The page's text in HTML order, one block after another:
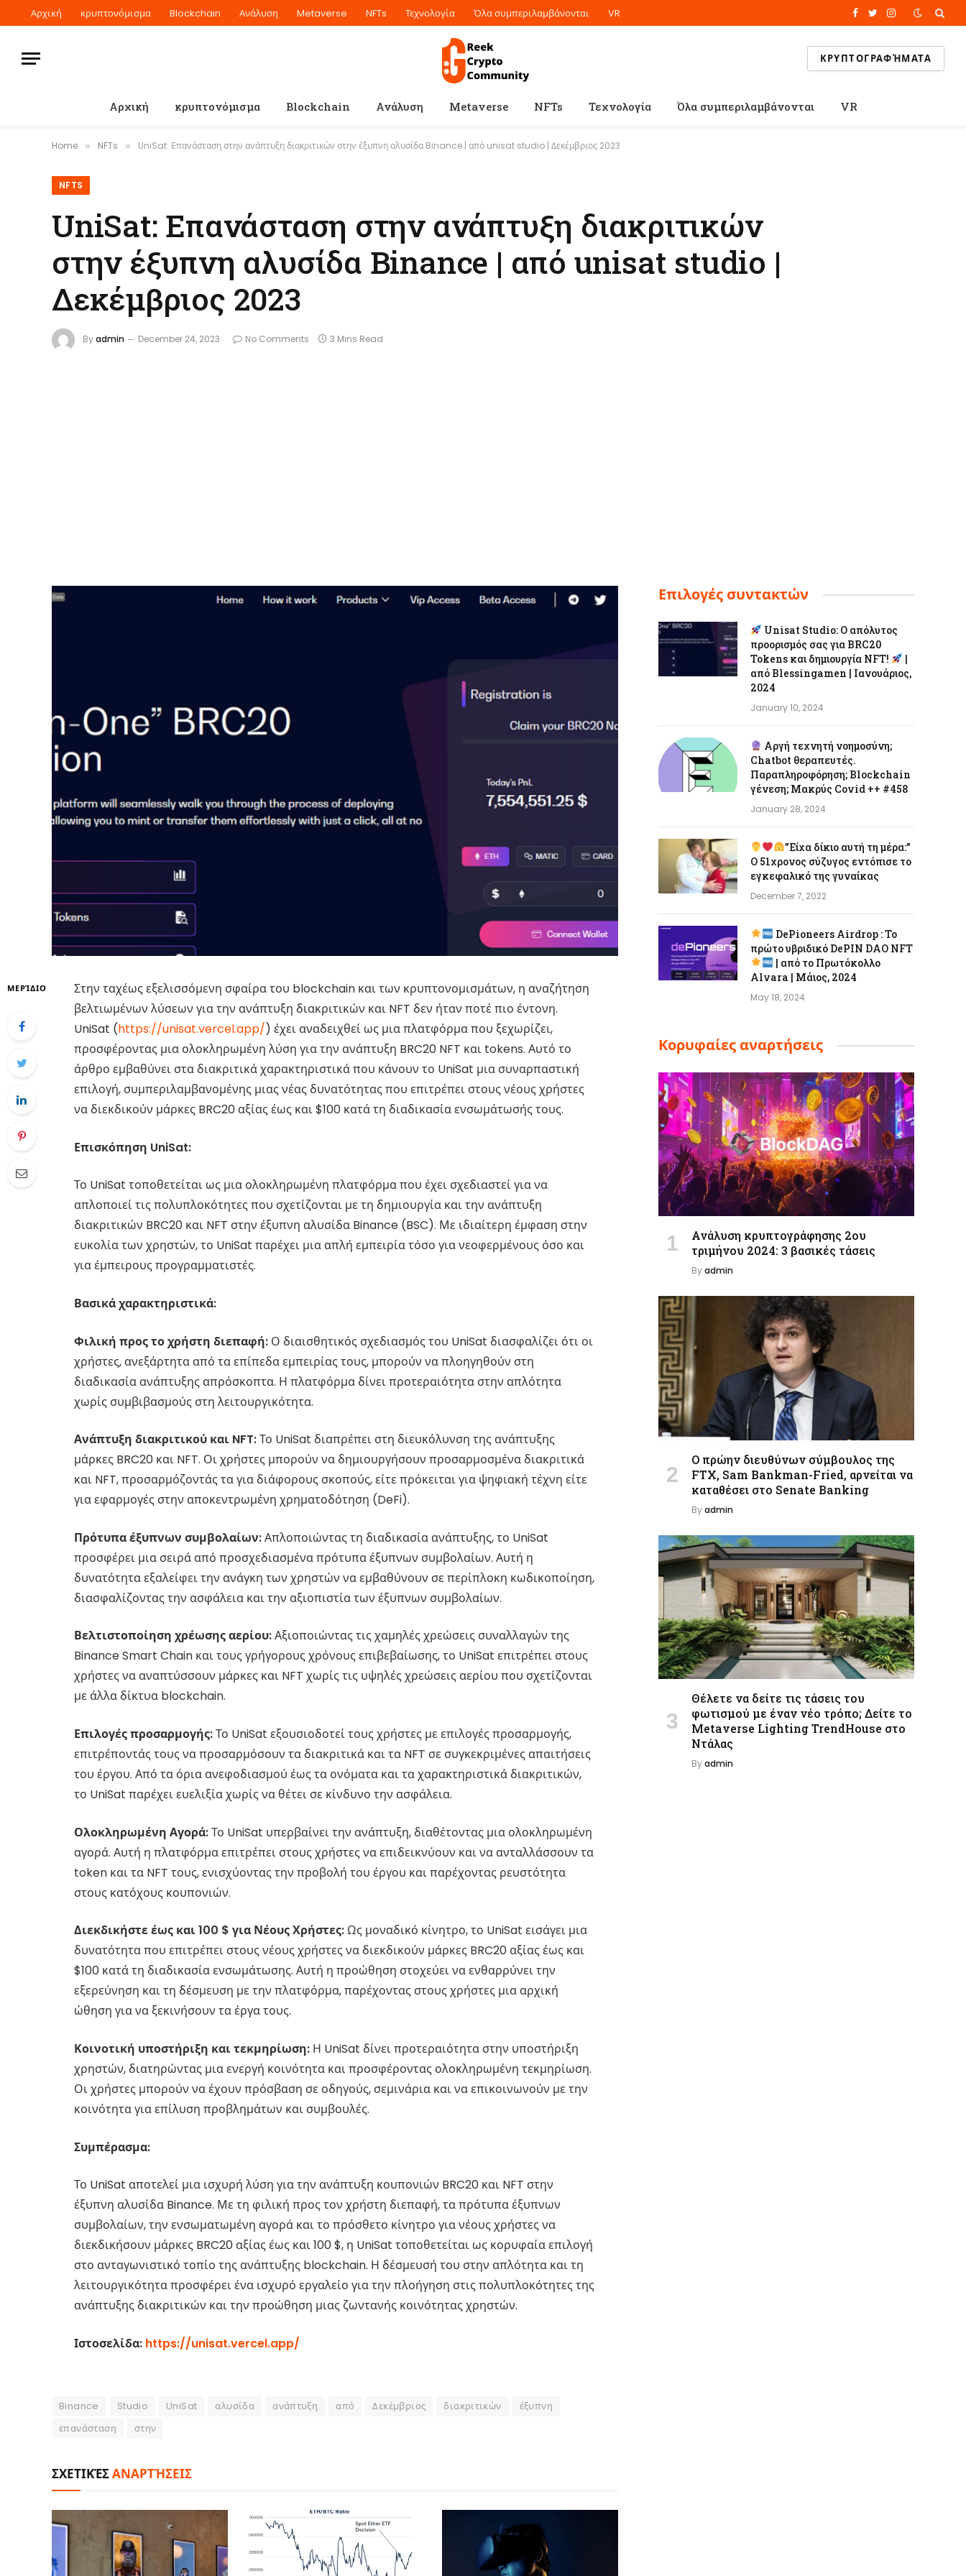
Αρχική κρυπτονόμισμα Blockchain Ανάλυση Metaverse NFTs Τεχνολογία Όλα συμπεριλαμβάνονται VR Facebook
TwitterInstagram
ΚΡΥΠΤΟΓΡΑΦΉΜΑΤΑ
Αρχική κρυπτονόμισμα Blockchain Ανάλυση Metaverse NFTs Τεχνολογία Όλα συμπεριλαμβάνονται VR
Home » NFTs » UniSat: Επανάσταση στην ανάπτυξη διακριτικών στην έξυπνη αλυσίδα Binance | από unisat studio | Δεκέμβριος 2023
NFTS
UniSat: Επανάσταση στην ανάπτυξη διακριτικών
στην έξυπνη αλυσίδα Binance | από unisat studio |
Δεκέμβριος 2023
Byadmin December 24, 2023 No Comments 3 Mins Read
ΜΕΡΊΔΙΟ
Στην ταχέως εξελισσόμενη σφαίρα του blockchain και των κρυπτονομισμάτων, η αναζήτηση
βελτιωμένων λύσεων για την ανάπτυξη διακριτικών και NFT δεν ήταν ποτέ πιο έντονη.
UniSat (https://unisat.vercel.app/) έχει αναδειχθεί ως μια πλατφόρμα που ξεχωρίζει,
προσφέροντας μια ολοκληρωμένη λύση για την ανάπτυξη BRC20 NFT και tokens. Αυτό το
άρθρο εμβαθύνει στα διακριτικά χαρακτηριστικά που κάνουν το UniSat μια συναρπαστική
επιλογή, συμπεριλαμβανομένης μιας νέας δυνατότητας που επιτρέπει στους νέους χρήστες
να διεκδικούν μάρκες BRC20 αξίας έως και $100 κατά τη διαδικασία ενσωμάτωσής τους.
Επισκόπηση UniSat:
Το UniSat τοποθετείται ως μια ολοκληρωμένη πλατφόρμα που έχει σχεδιαστεί για να
απλοποιεί τις πολυπλοκότητες που σχετίζονται με τη δημιουργία και την ανάπτυξη
διακριτικών BRC20 και NFT στην έξυπνη αλυσίδα Binance (BSC). Με ιδιαίτερη έμφαση στην
ευκολία των χρηστών, το UniSat παρέχει μια απλή εμπειρία τόσο για νεοφερμένους όσο και
για έμπειρους προγραμματιστές.
Βασικά χαρακτηριστικά:
Φιλική προς το χρήστη διεπαφή: Ο διαισθητικός σχεδιασμός του UniSat διασφαλίζει ότι οι
χρήστες, ανεξάρτητα από τα επίπεδα εμπειρίας τους, μπορούν να πλοηγηθούν στη
διαδικασία ανάπτυξης απρόσκοπτα. Η πλατφόρμα δίνει προτεραιότητα στην απλότητα
χωρίς συμβιβασμούς στη λειτουργικότητα.
Ανάπτυξη διακριτικού και NFT:Το UniSat διαπρέπει στη διευκόλυνση της ανάπτυξης
μάρκες BRC20 και NFT. Οι χρήστες μπορούν να δημιουργήσουν προσαρμοσμένα διακριτικά
και NFT, προσαρμόζοντάς τα για διάφορους σκοπούς, είτε πρόκειται για ψηφιακή τέχνη είτε
για εφαρμογές στην αποκεντρωμένη χρηματοδότηση (DeFi).
Πρότυπα έξυπνων συμβολαίων:Απλοποιώντας τη διαδικασία ανάπτυξης, το UniSat
προσφέρει μια σειρά από προσχεδιασμένα πρότυπα έξυπνων συμβολαίων. Αυτή η
δυνατότητα εξαλείφει την ανάγκη των χρηστών να εμβαθύνουν σε περίπλοκη κωδικοποίηση,
διασφαλίζοντας την ασφάλεια και την αξιοπιστία των έξυπνων συμβολαίων.
Βελτιστοποίηση χρέωσης αερίου:Αξιοποιώντας τις χαμηλές χρεώσεις συναλλαγών της
Binance Smart Chain και τους γρήγορους χρόνους επιβεβαίωσης, το UniSat επιτρέπει στους
χρήστες να αναπτύσσουν μάρκες και NFT χωρίς τις υψηλές χρεώσεις αερίου που σχετίζονται
με άλλα δίκτυα blockchain.
Επιλογές προσαρμογής:Το UniSat εξουσιοδοτεί τους χρήστες με επιλογές προσαρμογής,
επιτρέποντάς τους να προσαρμόσουν τα διακριτικά και τα NFT σε συγκεκριμένες απαιτήσεις
του έργου. Από τα όρια ανεφοδιασμού έως τα ονόματα και τα χαρακτηριστικά διακριτικών,
το UniSat παρέχει ευελιξία χωρίς να θέτει σε κίνδυνο την ασφάλεια.
Ολοκληρωμένη Αγορά:Το UniSat υπερβαίνει την ανάπτυξη, διαθέτοντας μια ολοκληρωμένη
αγορά. Αυτή η πλατφόρμα επιτρέπει στους χρήστες να επιδεικνύουν και να ανταλλάσσουν τα
token και τα NFT τους, ενισχύοντας την προβολή του έργου και παρέχοντας ρευστότητα
στους κατόχους κουπονιών.
Διεκδικήστε έως και 100 $ για Νέους Χρήστες:Ως μοναδικό κίνητρο, το UniSat εισάγει μια
δυνατότητα που επιτρέπει στους νέους χρήστες να διεκδικούν μάρκες BRC20 αξίας έως και
$100 κατά τη διαδικασία ενσωμάτωσης. Αυτή η προώθηση στοχεύει να ενθαρρύνει την
εξερεύνηση και τη δέσμευση με την πλατφόρμα, παρέχοντας στους χρήστες μια αρχική
ώθηση για να ξεκινήσουν τα έργα τους.
Κοινοτική υποστήριξη και τεκμηρίωση: Η UniSat δίνει προτεραιότητα στην υποστήριξη
χρηστών, διατηρώντας μια ενεργή κοινότητα και προσφέροντας ολοκληρωμένη τεκμηρίωση.
Οι χρήστες μπορούν να έχουν πρόσβαση σε οδηγούς, σεμινάρια και να επικοινωνούν με την
κοινότητα για επίλυση προβλημάτων και συμβουλές.
Συμπέρασμα:
Το UniSat αποτελεί μια ισχυρή λύση για την ανάπτυξη κουπονιών BRC20 και NFT στην
έξυπνη αλυσίδα Binance. Με τη φιλική προς τον χρήστη διεπαφή, τα πρότυπα έξυπνων
συμβολαίων, την ενσωματωμένη αγορά και το πρόσθετο κίνητρο για νέους χρήστες να
διεκδικήσουν μάρκες BRC20 αξίας έως και 100 $, η UniSat τοποθετείται ως κορυφαία επιλογή
στο ανταγωνιστικό τοπίο της ανάπτυξης blockchain. Η δέσμευσή του στην απλότητα και τη
λειτουργικότητα προσφέρει ένα ισχυρό εργαλείο για την πλοήγηση στις πολυπλοκότητες της
ανάπτυξης διακριτικών και την προώθηση μιας ζωντανής κοινότητας χρηστών.
Ιστοσελίδα: https://unisat.vercel.app/
Binance Studio UniSat αλυσίδα ανάπτυξη από Δεκέμβριος διακριτικών
έξυπνη
επανάσταση
στην
ΣΧΕΤΙΚΈΣΑΝΑΡΤΉΣΕΙΣ
Επιλογές συντακτών
Unisat Studio: Ο απόλυτος
προορισμός σας για BRC20
Tokens και δημιουργία NFT!
|
από Blessingamen | Ιανουάριος,
2024
January 10, 2024
Αργή τεχνητή νοημοσύνη;
Chatbot θεραπευτές.
Παραπληροφόρηση; Blockchain
γένεση; Μακρύς Covid ++ #458
January 28, 2024
”Είχα δίκιο αυτή τη μέρα:”
Ο 51χρονος σύζυγος εντόπισε το
εγκεφαλικό της γυναίκας
December 7, 2022
DePioneers Airdrop : Το
πρώτο υβριδικό DePIN DAO NFT
| από το Πρωτόκολλο
Alvara | Μάιος, 2024
May 18, 2024
Κορυφαίες αναρτήσεις
Ανάλυση κρυπτογράφησης 2ου
τριμήνου 2024: 3 βασικές τάσεις
Byadmin
Ο πρώην διευθύνων σύμβουλος της
FTX, Sam Bankman-Fried, αρνείται να
καταθέσει στο Senate Banking
Byadmin
Θέλετε να δείτε τις τάσεις του
φωτισμού με έναν νέο τρόπο; Δείτε το
Metaverse Lighting TrendHouse στο
Ντάλας
Byadmin